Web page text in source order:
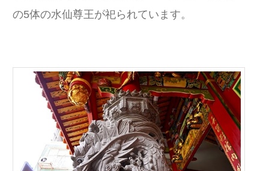
の5体の水仙尊王が祀られています。